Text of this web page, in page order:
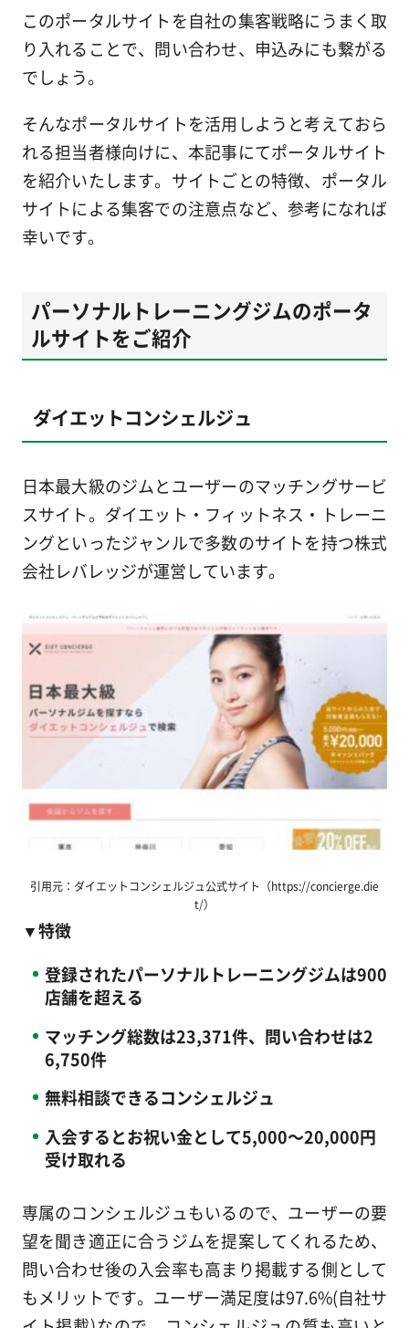
このポータルサイトを自社の集客戦略にうまく取
り入れることで、問い合わせ、申込みにも繋がる
でしょう。
そんなポータルサイトを活用しようと考えておら
れる担当者様向けに、本記事にてポータルサイト
を紹介いたします。サイトごとの特徴、ポータル
サイトによる集客での注意点など、参考になれば
幸いです。
パーソナルトレーニングジムのポータ
ルサイトをご紹介
ダイエットコンシェルジュ
日本最大級のジムとユーザーのマッチングサービ
スサイト。ダイエット・フィットネス・トレーニ
ングといったジャンルで多数のサイトを持つ株式
会社レバレッジが運営しています。
引用元：ダイエットコンシェルジュ公式サイト（https://concierge.die
t/）
▼特徴
登録されたパーソナルトレーニングジムは900
店舗を超える
マッチング総数は23,371件、問い合わせは2
6,750件
無料相談できるコンシェルジュ
入会するとお祝い金として5,000～20,000円
受け取れる
専属のコンシェルジュもいるので、ユーザーの要
望を聞き適正に合うジムを提案してくれるため、
問い合わせ後の入会率も高まり掲載する側として
もメリットです。ユーザー満足度は97.6%(自社サ